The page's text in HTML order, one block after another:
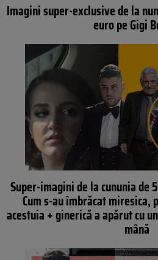
Imagini super-exclusive de la
euro pe Gigi
Super-imagini de la cununia de
Cum s-au îmbrăcat miresica,
acestuia + ginerică a apărut cu
mână